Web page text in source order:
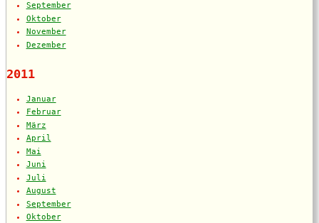
September
Oktober
November
Dezember
2011
Januar
Februar
März
April
Mai
Juni
Juli
August
September
Oktober